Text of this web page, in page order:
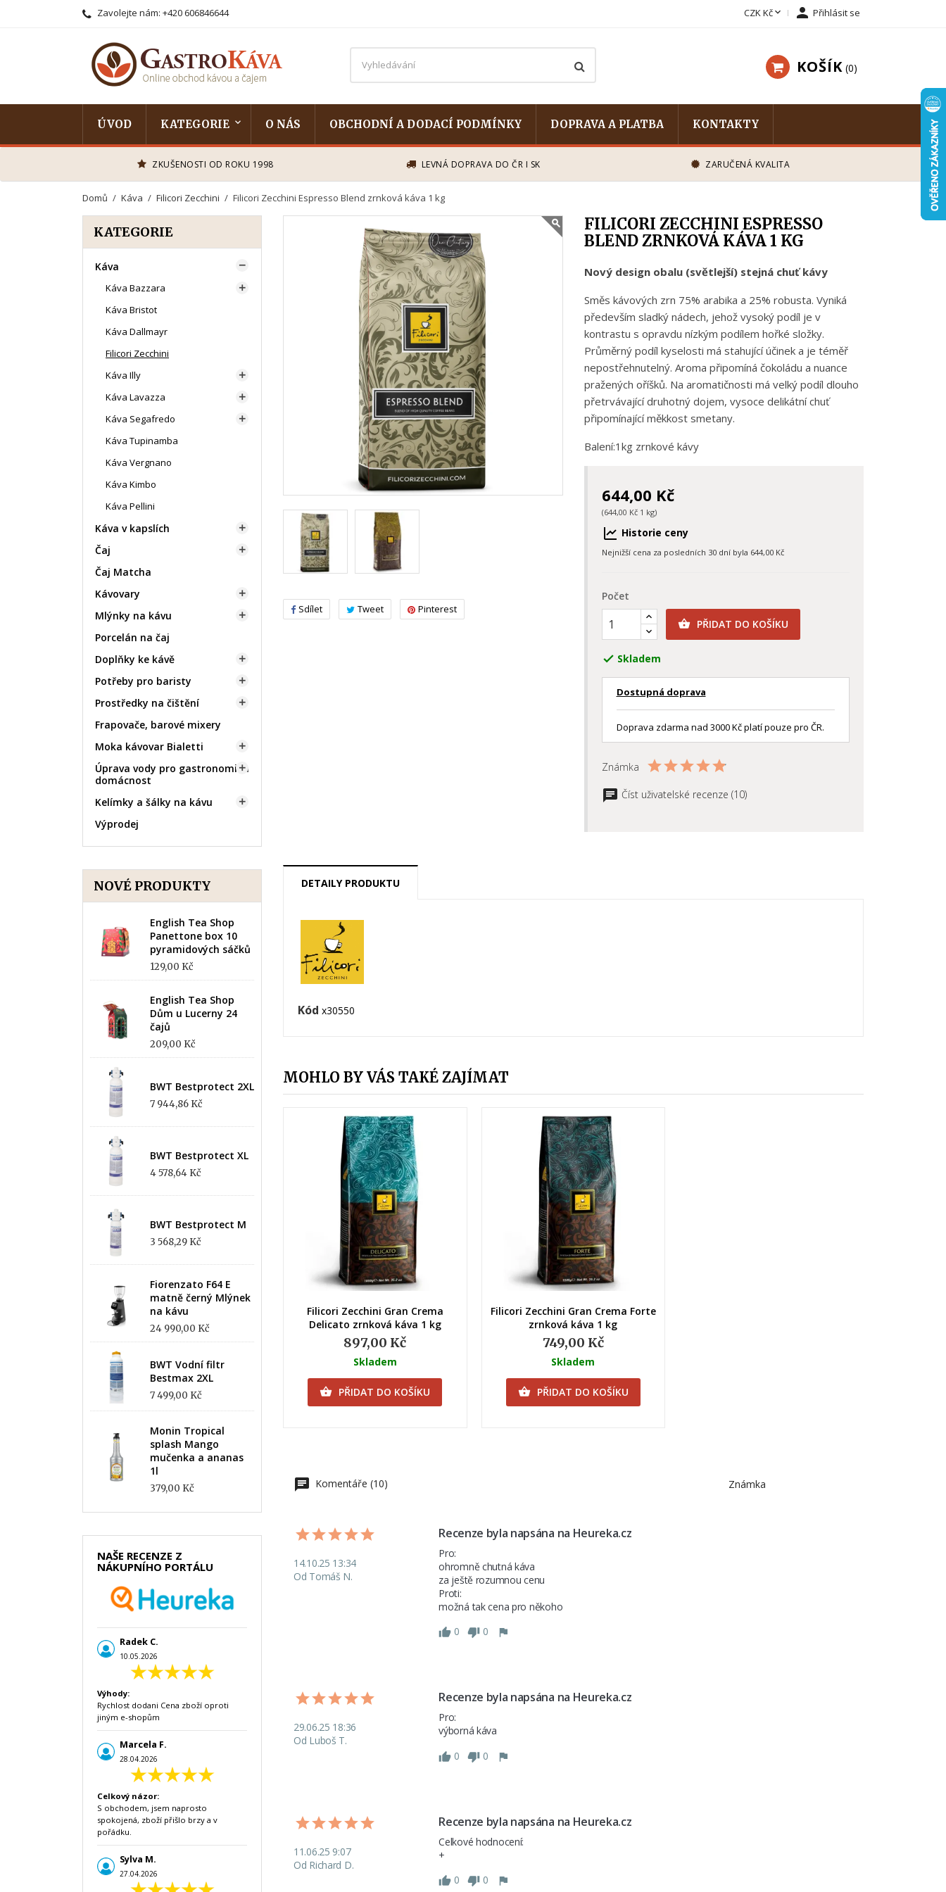
Zavolejte nám: +420 606846644 CZK Kč  Přihlásit se
KOŠÍK 0
ÚVOD KATEGORIE O NÁS OBCHODNÍ A DODACÍ PODMÍNKY DOPRAVA A PLATBA KONTAKTY
ZKUŠENOSTI OD ROKU 1998 LEVNÁ DOPRAVA DO ČR I SK ZARUČENÁ KVALITA
Domů Káva Filicori Zecchini Filicori Zecchini Espresso Blend zrnková káva 1 kg
KATEGORIE
Káva 
Káva Bazzara 
Káva Bristot
Káva Dallmayr
Filicori Zecchini
Káva Illy

Káva Lavazza 
Káva Segafredo 
Káva Tupinamba
Káva Vergnano
Káva Kimbo
Káva Pellini
Káva v kapslích 
Čaj 
Čaj Matcha
Kávovary

Mlýnky na kávu 
Porcelán na čaj
Doplňky ke kávě

Potřeby pro baristy 
Prostředky na čištění 
Frapovače, barové mixery
Moka kávovar Bialetti

Úprava vody pro gastronomii a
domácnost

Kelímky a šálky na kávu 
Výprodej
NOVÉ PRODUKTY
English Tea Shop
Panettone box 10
pyramidových sáčků
129,00 Kč
English Tea Shop
Dům u Lucerny 24
čajů
209,00 Kč
BWT Bestprotect 2XL
7 944,86 Kč
BWT Bestprotect XL
4 578,64 Kč
BWT Bestprotect M
3 568,29 Kč
Fiorenzato F64 E
matně černý Mlýnek
na kávu
24 990,00 Kč
BWT Vodní filtr
Bestmax 2XL
7 499,00 Kč
Monin Tropical
splash Mango
mučenka a ananas
1l
379,00 Kč
NAŠE RECENZE Z
NÁKUPNÍHO PORTÁLU
Radek C.
10.05.2026
Výhody:
Rychlost dodani Cena zboží oproti
jiným e-shopům
Marcela F.
28.04.2026
Celkový názor:
S obchodem, jsem naprosto
spokojená, zboží přišlo brzy a v
pořádku.
Sylva M.
27.04.2026
Sdílet Tweet Pinterest
FILICORI ZECCHINI ESPRESSO
BLEND ZRNKOVÁ KÁVA 1 KG
Nový design obalu (světlejší) stejná chuť kávy
Směs kávových zrn 75% arabika a 25% robusta. Vyniká
především sladký nádech, jehož vysoký podíl je v
kontrastu s opravdu nízkým podílem hořké složky.
Průměrný podíl kyselosti má stahující účinek a je téměř
nepostřehnutelný. Aroma připomíná čokoládu a nuance
pražených oříšků. Na aromatičnosti má velký podíl dlouho
přetrvávající druhotný dojem, vysoce delikátní chuť
připomínající měkkost smetany.
Balení:1kg zrnkové kávy
644,00 Kč
(644,00 Kč 1 kg)
Historie ceny
Nejnižší cena za posledních 30 dní byla 644,00 Kč
Počet
 PŘIDAT DO KOŠÍKU
 Skladem
Dostupná doprava
Doprava zdarma nad 3000 Kč platí pouze pro ČR.
Známka
Číst uživatelské recenze (10)
DETAILY PRODUKTU
Kód x30550
MOHLO BY VÁS TAKÉ ZAJÍMAT
Rychlý náhled
(4)
Filicori Zecchini Gran Crema
Delicato zrnková káva 1 kg
897,00 Kč
Skladem
 PŘIDAT DO KOŠÍKU
Rychlý náhled
(2)
Filicori Zecchini Gran Crema Forte
zrnková káva 1 kg
749,00 Kč
Skladem
 PŘIDAT DO KOŠÍKU
Komentáře (10) Známka
14.10.25 13:34
Od Tomáš N.
Recenze byla napsána na Heureka.cz
Pro:
ohromně chutná káva
za ještě rozumnou cenu
Proti:
0
0
29.06.25 18:36
Od Luboš T.
Recenze byla napsána na Heureka.cz
Pro:
0
0
11.06.25 9:07
Od Richard D.
Recenze byla napsána na Heureka.cz
Celkové hodnocení:
0
0